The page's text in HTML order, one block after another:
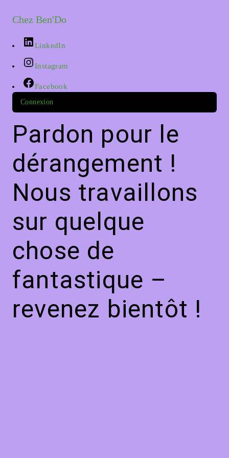
Chez Ben'Do
LinkedIn
Instagram
Facebook
Connexion
Pardon pour le
dérangement !
Nous travaillons
sur quelque
chose de
fantastique –
revenez bientôt !